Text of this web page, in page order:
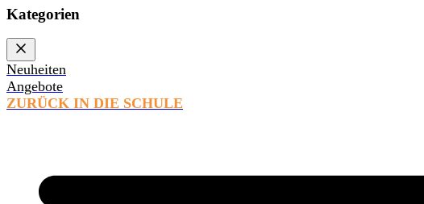
Kategorien
Neuheiten
Angebote
ZURÜCK IN DIE SCHULE